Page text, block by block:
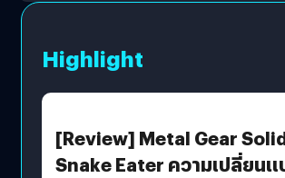
Highlight
[Review] Metal Gear
Snake Eater ความเปลี่ยนแ